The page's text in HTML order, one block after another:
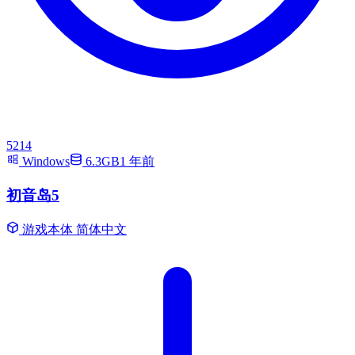
5214
Windows
6.3GB1 年前
初音岛5
游戏本体 简体中文